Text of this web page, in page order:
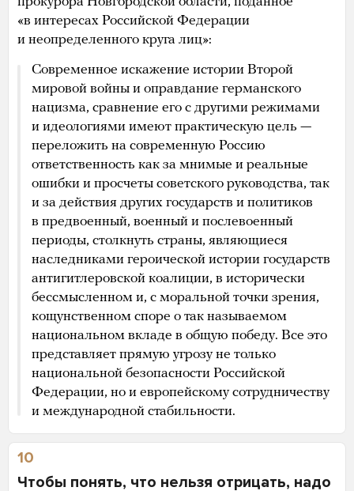
«в интересах Российской Федерации
и неопределенного круга лиц»:
Современное искажение истории Второй
мировой войны и оправдание германского
нацизма, сравнение его с другими режимами
и идеологиями имеют практическую цель —
переложить на современную Россию
ответственность как за мнимые и реальные
ошибки и просчеты советского руководства, так
и за действия других государств и политиков
в предвоенный, военный и послевоенный
периоды, столкнуть страны, являющиеся
наследниками героической истории государств
антигитлеровской коалиции, в исторически
бессмысленном и, с моральной точки зрения,
кощунственном споре о так называемом
национальном вкладе в общую победу. Все это
представляет прямую угрозу не только
национальной безопасности Российской
Федерации, но и европейскому сотрудничеству
и международной стабильности.
10
Чтобы понять, что нельзя отрицать, надо